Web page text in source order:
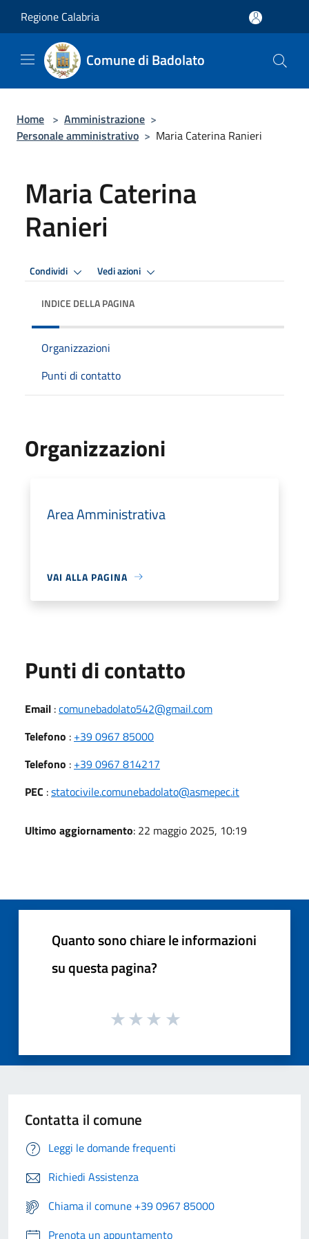
Regione Calabria
Comune di Badolato
Home > Amministrazione >
Personale amministrativo > Maria Caterina Ranieri
Maria Caterina
Ranieri
Condividi Vedi azioni
INDICE DELLA PAGINA
Organizzazioni
Punti di contatto
Organizzazioni
Area Amministrativa
VAI ALLA PAGINA
Punti di contatto
Email :comunebadolato542@gmail.com
Telefono : +39 0967 85000
Telefono : +39 0967 814217
PEC :statocivile.comunebadolato@asmepec.it
Ultimo aggiornamento: 22 maggio 2025, 10:19
Quanto sono chiare le informazioni
su questa pagina?
Contatta il comune
Leggi le domande frequenti
Richiedi Assistenza
Chiama il comune +39 0967 85000
Prenota un appuntamento